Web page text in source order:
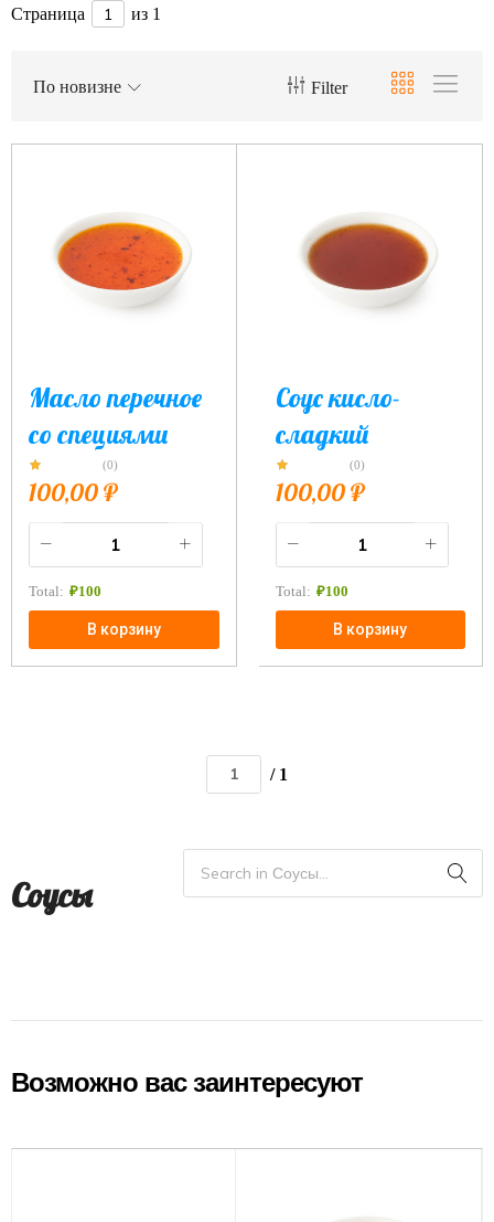
Страница из 1
Filter
По новизне
Масло перечное
со специями
(0)
100,00₽
Total: ₽100
В корзину
Соус кисло-
сладкий
(0)
100,00₽
Total: ₽100
В корзину
/ 1
Соусы
Возможно вас заинтересуют